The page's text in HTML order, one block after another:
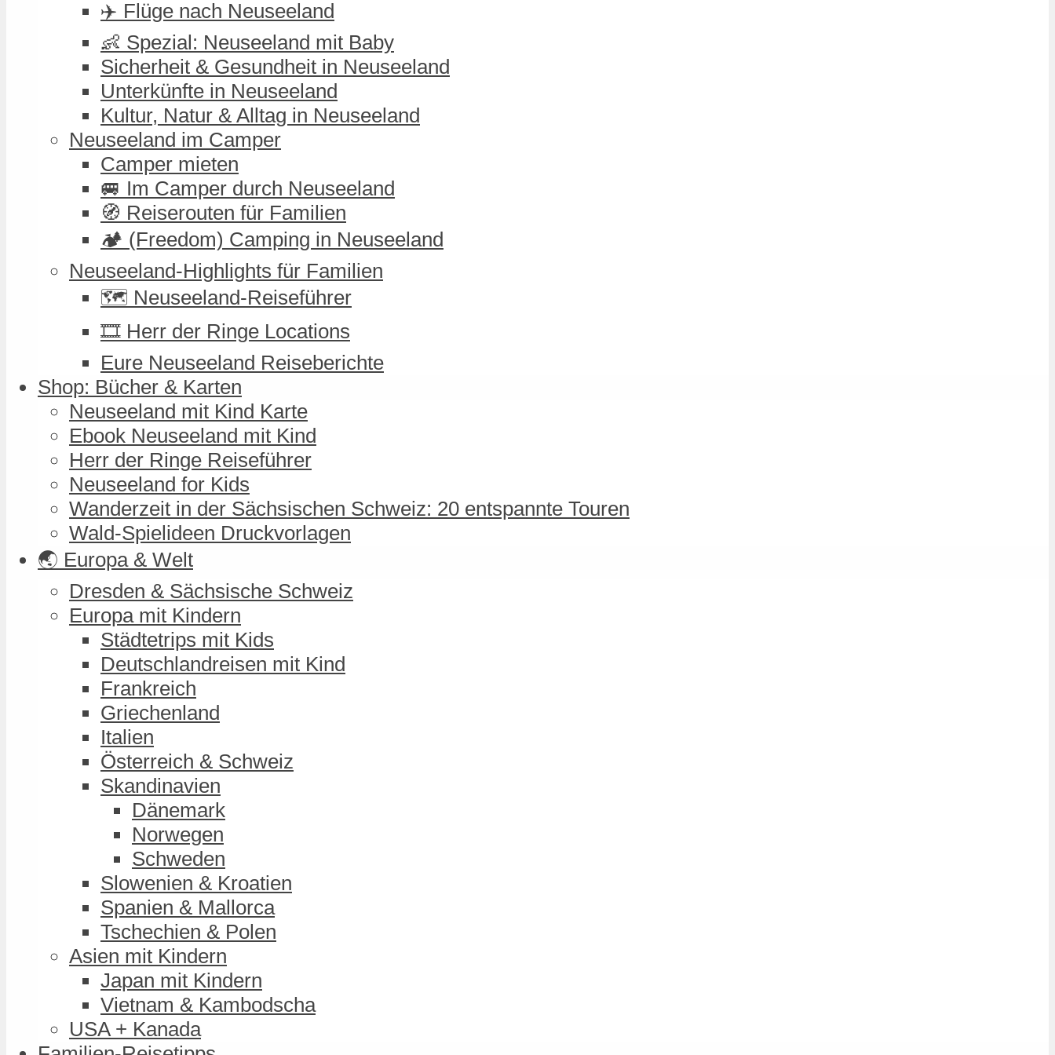
✈️ Flüge nach Neuseeland
👶 Spezial: Neuseeland mit Baby
Sicherheit & Gesundheit in Neuseeland
Unterkünfte in Neuseeland
Kultur, Natur & Alltag in Neuseeland
Neuseeland im Camper
Camper mieten
🚐 Im Camper durch Neuseeland
🧭 Reiserouten für Familien
🏕️ (Freedom) Camping in Neuseeland
Neuseeland-Highlights für Familien
🗺️ Neuseeland-Reiseführer
🎞️ Herr der Ringe Locations
Eure Neuseeland Reiseberichte
Shop: Bücher & Karten
Neuseeland mit Kind Karte
Ebook Neuseeland mit Kind
Herr der Ringe Reiseführer
Neuseeland for Kids
Wanderzeit in der Sächsischen Schweiz: 20 entspannte Touren
Wald-Spielideen Druckvorlagen
🌏 Europa & Welt
Dresden & Sächsische Schweiz
Europa mit Kindern
Städtetrips mit Kids
Deutschlandreisen mit Kind
Frankreich
Griechenland
Italien
Österreich & Schweiz
Skandinavien
Dänemark
Norwegen
Schweden
Slowenien & Kroatien
Spanien & Mallorca
Tschechien & Polen
Asien mit Kindern
Japan mit Kindern
Vietnam & Kambodscha
USA + Kanada